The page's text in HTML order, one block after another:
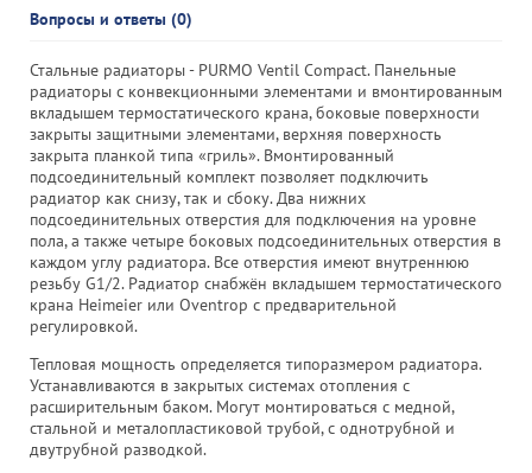
Вопросы и ответы (0)
Стальные радиаторы - PURMO Ventil Compact. Панельные
радиаторы с конвекционными элементами и вмонтированным
вкладышем термостатического крана, боковые поверхности
закрыты защитными элементами, верхняя поверхность
закрыта планкой типа «гриль». Вмонтированный
подсоединительный комплект позволяет подключить
радиатор как снизу, так и сбоку. Два нижних
подсоединительных отверстия для подключения на уровне
пола, а также четыре боковых подсоединительных отверстия в
каждом углу радиатора. Все отверстия имеют внутреннюю
резьбу G1/2. Радиатор снабжён вкладышем термостатического
крана Heimeier или Oventrop с предварительной
регулировкой.
Тепловая мощность определяется типоразмером радиатора.
Устанавливаются в закрытых системах отопления с
расширительным баком. Могут монтироваться с медной,
стальной и металопластиковой трубой, с однотрубной и
двутрубной разводкой.